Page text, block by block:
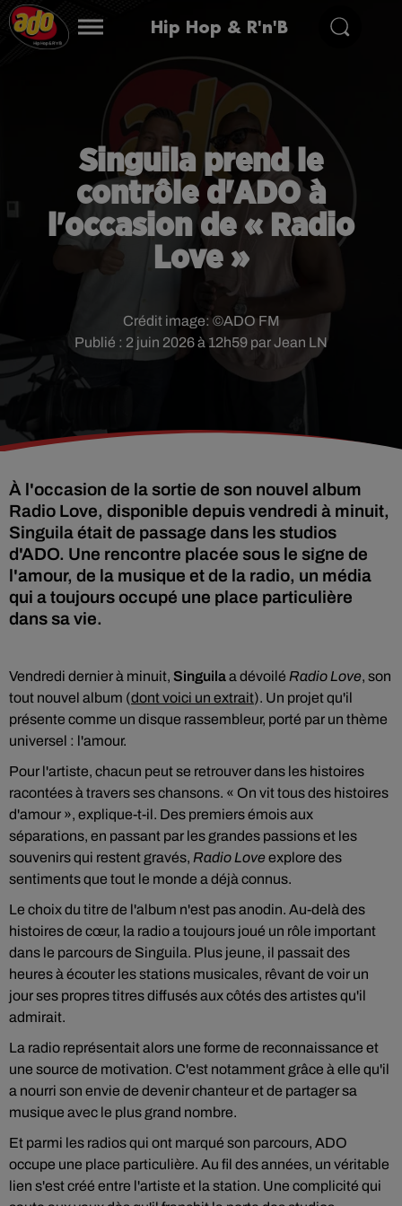
Hip Hop & R'n'B
Singuila prend le
contrôle d'ADO à
l'occasion de « Radio
Love »
Publié : 2 juin 2026 à 12h59 par Jean LN
Crédit image: ©ADO FM
À l'occasion de la sortie de son nouvel album
Radio Love, disponible depuis vendredi à minuit,
Singuila était de passage dans les studios
d'ADO. Une rencontre placée sous le signe de
l'amour, de la musique et de la radio, un média
qui a toujours occupé une place particulière
dans sa vie.
Vendredi dernier à minuit, Singuilaa dévoilé Radio Love, son
tout nouvel album (dont voici un extrait). Un projet qu'il
présente comme un disque rassembleur, porté par un thème
universel : l'amour.
Pour l'artiste, chacun peut se retrouver dans les histoires
racontées à travers ses chansons. « On vit tous des histoires
d'amour », explique-t-il. Des premiers émois aux
séparations, en passant par les grandes passions et les
souvenirs qui restent gravés, Radio Loveexplore des
sentiments que tout le monde a déjà connus.
Le choix du titre de l'album n'est pas anodin. Au-delà des
histoires de cœur, la radio a toujours joué un rôle important
dans le parcours de Singuila. Plus jeune, il passait des
heures à écouter les stations musicales, rêvant de voir un
jour ses propres titres diffusés aux côtés des artistes qu'il
admirait.
La radio représentait alors une forme de reconnaissance et
une source de motivation. C'est notamment grâce à elle qu'il
a nourri son envie de devenir chanteur et de partager sa
musique avec le plus grand nombre.
Et parmi les radios qui ont marqué son parcours, ADO
occupe une place particulière. Au fil des années, un véritable
lien s'est créé entre l'artiste et la station. Une complicité qui